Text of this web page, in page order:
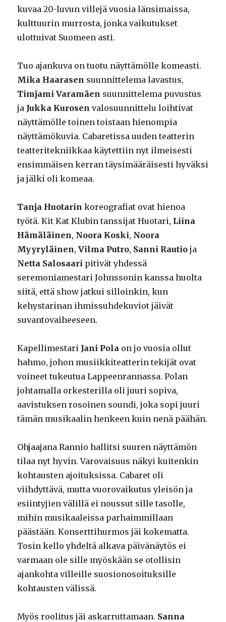
kuvaa 20-luvun villejä vuosia länsimaissa,
kulttuurin murrosta, jonka vaikutukset
ulottuivat Suomeen asti.
Tuo ajankuva on tuotu näyttämölle komeasti.
Mika Haarasen suunnittelema lavastus,
Timjami Varamäen suunnittelema puvustus
ja Jukka Kurosen valosuunnittelu loihtivat
näyttämölle toinen toistaan hienompia
näyttämökuvia. Cabaretissa uuden teatterin
teatteritekniikkaa käytettiin nyt ilmeisesti
ensimmäisen kerran täysimääräisesti hyväksi
ja jälki oli komeaa.
Tanja Huotarin koreografiat ovat hienoa
työtä. Kit Kat Klubin tanssijat Huotari, Liina
Hämäläinen, Noora Koski, Noora
Myyryläinen,Vilma Putro, Sanni Rautio ja
Netta Salosaari pitivät yhdessä
seremoniamestari Johnssonin kanssa huolta
siitä, että show jatkui silloinkin, kun
kehystarinan ihmissuhdekuviot jäivät
suvantovaiheeseen.
Kapellimestari Jani Pola on jo vuosia ollut
hahmo, johon musiikkiteatterin tekijät ovat
voineet tukeutua Lappeenrannassa. Polan
johtamalla orkesterilla oli juuri sopiva,
aavistuksen rosoinen soundi, joka sopi juuri
tämän musikaalin henkeen kuin nenä päähän.
Ohjaajana Rannio hallitsi suuren näyttämön
tilaa nyt hyvin. Varovaisuus näkyi kuitenkin
kohtausten ajoituksissa. Cabaret oli
viihdyttävä, mutta vuorovaikutus yleisön ja
esiintyjien välillä ei noussut sille tasolle,
mihin musikaaleissa parhaimmillaan
päästään. Konserttihurmos jäi kokematta.
Tosin kello yhdeltä alkava päivänäytös ei
varmaan ole sille myöskään se otollisin
ajankohta villeille suosionosoituksille
kohtausten välissä.
Myös roolitus jäi askarruttamaan. Sanna